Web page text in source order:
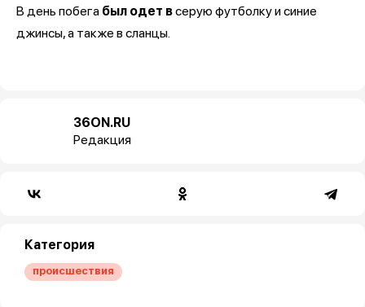
В день побега был одет всерую футболку и синие
джинсы, а также в сланцы.
36ON.RU
Редакция
Категория
происшествия